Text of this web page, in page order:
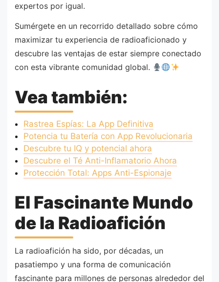
expertos por igual.
Sumérgete en un recorrido detallado sobre cómo
maximizar tu experiencia de radioaficionado y
descubre las ventajas de estar siempre conectado
con esta vibrante comunidad global.
Vea también:
Rastrea Espías: La App Definitiva
Potencia tu Batería con App Revolucionaria
Descubre tu IQ y potencial ahora
Descubre el Té Anti-Inflamatorio Ahora
Protección Total: Apps Anti-Espionaje
El Fascinante Mundo
de la Radioafición
La radioafición ha sido, por décadas, un
pasatiempo y una forma de comunicación
fascinante para millones de personas alrededor del